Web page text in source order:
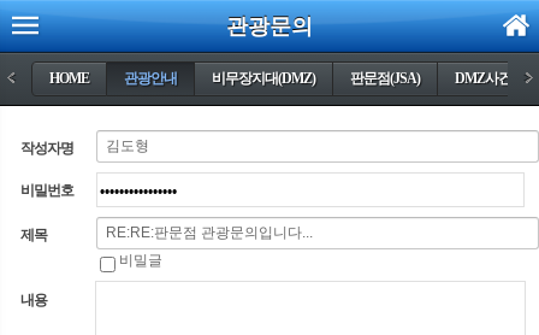
관광문의
< HOME 관광안내 비무장지대(DMZ) 판문점(JSA) DMZ사건들 >
작성자명
비밀번호
제목
비밀글
내용